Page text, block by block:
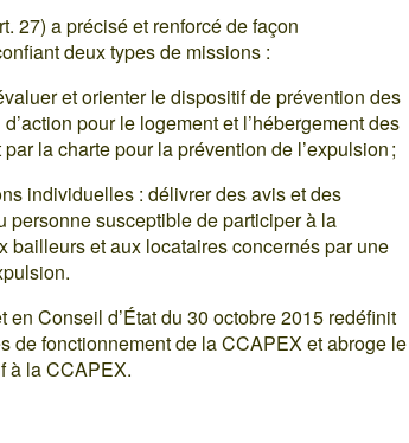
27) a précisé et renforcé de façon
deux types de missions :
et orienter le dispositif de prévention des
pour le logement et l’hébergement des
la charte pour la prévention de l’expulsion ;
individuelles : délivrer des avis et des
personne susceptible de participer à la
bailleurs et aux locataires concernés par une
Conseil d’État du 30 octobre 2015 redéfinit
de fonctionnement de la CCAPEX et abroge le
à la CCAPEX.